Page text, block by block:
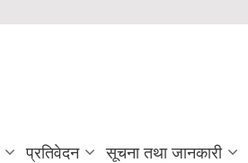
प्रतिवेदन सूचना तथा जानकारी